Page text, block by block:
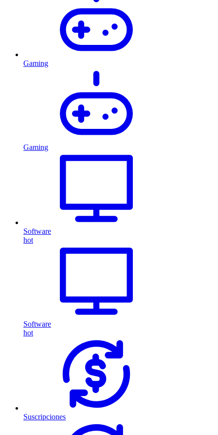
Gaming
Gaming
Software
hot
Software
hot
Suscripciones